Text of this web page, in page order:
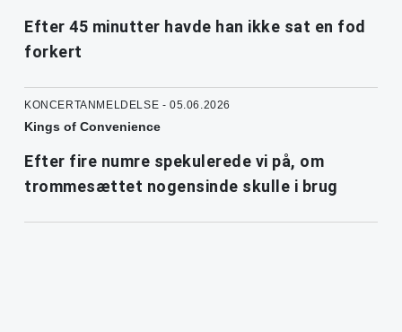
Efter 45 minutter havde han ikke sat en fod
forkert
KONCERTANMELDELSE - 05.06.2026
Kings of Convenience
Efter fire numre spekulerede vi på, om
trommesættet nogensinde skulle i brug